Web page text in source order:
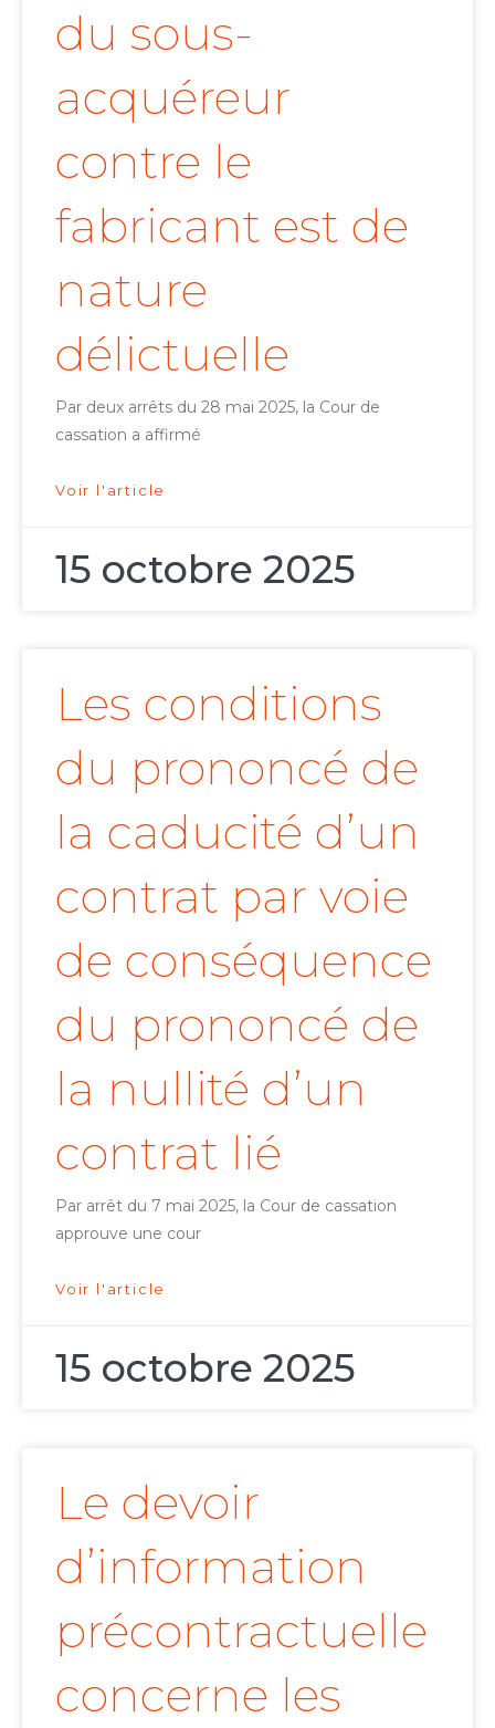
du sous-
acquéreur
contre le
fabricant est de
nature
délictuelle
Par deux arrêts du 28 mai 2025, la Cour de
cassation a affirmé
Voir l'article
15 octobre 2025
Les conditions
du prononcé de
la caducité d’un
contrat par voie
de conséquence
du prononcé de
la nullité d’un
contrat lié
Par arrêt du 7 mai 2025, la Cour de cassation
approuve une cour
Voir l'article
15 octobre 2025
Le devoir
d’information
précontractuelle
concerne les